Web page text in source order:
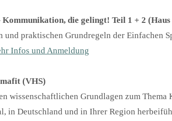
die gelingt! Teil 1 + 2 (Haus
praktischen Grundregeln der Einfachen
Infos und Anmeldung
(VHS)
wissenschaftlichen Grundlagen zum
in Deutschland und in Ihrer Region